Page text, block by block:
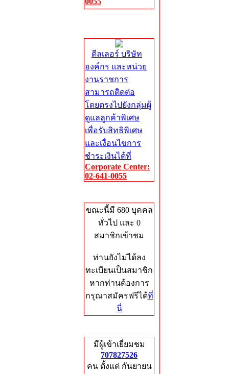
ดีลเลอร์ บริษัท
องค์กร และหน่วย
งานราชการ
สามารถติดต่อ
โดยตรงไปยังกลุ่มผู้
ดูแลลูกค้าพิเศษ
เพื่อรับสิทธิพิเศษ
และเงื่อนไขการ
ชำระเงินได้ที่
Corporate Center:
02-641-0055
ขณะนี้มี 680 บุคคล
ทั่วไป และ 0
สมาชิกเข้าชม
ท่านยังไม่ได้ลง
ทะเบียนเป็นสมาชิก
หากท่านต้องการ
กรุณาสมัครฟรีได้ที่
นี่
มีผู้เข้าเยี่ยมชม
707827526
คน ตั้งแต่ กันยายน